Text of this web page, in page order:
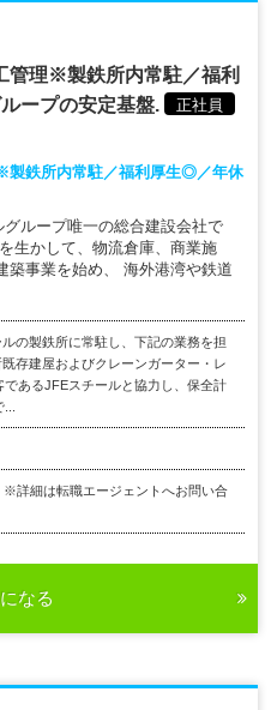
管理※製鉄所内常駐／福利
ープの安定基盤.
正社員
製鉄所内常駐／福利厚生◎／年休
ループ唯一の総合建設会社で
生かして、物流倉庫、商業施
築事業を始め、 海外港湾や鉄道
の製鉄所に常駐し、下記の業務を担
存建屋およびクレーンガーター・レ
あるJFEスチールと協力し、保全計
※詳細は転職エージェントへお問い合
なる